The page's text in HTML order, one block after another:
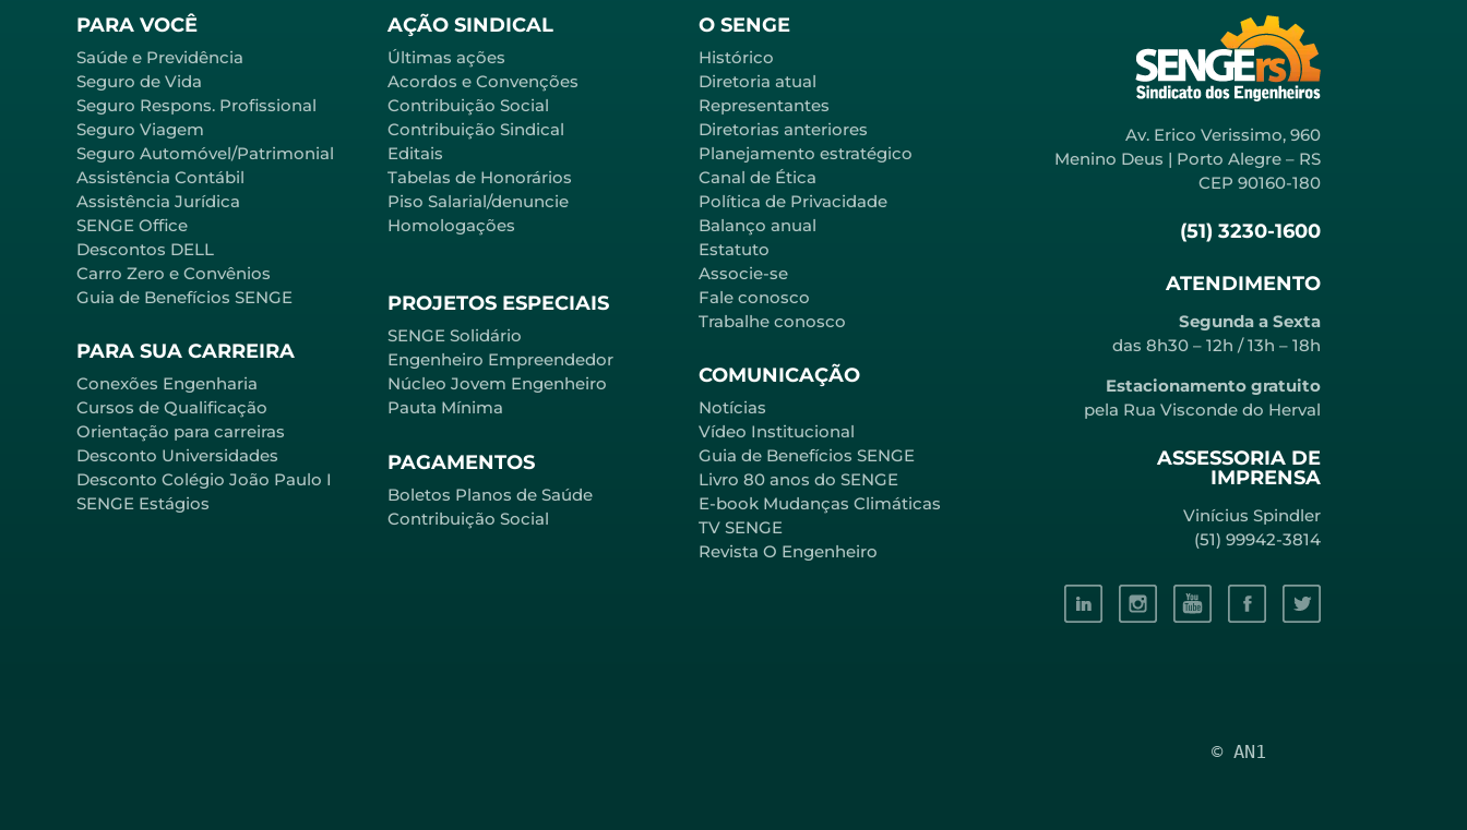
PARA VOCÊ
Saúde e Previdência
Seguro de Vida
Seguro Respons. Profissional
Seguro Viagem
Seguro Automóvel/Patrimonial
Assistência Contábil
Assistência Jurídica
SENGE Office
Descontos DELL
Carro Zero e Convênios
Guia de Benefícios SENGE
PARA SUA CARREIRA
Conexões Engenharia
Cursos de Qualificação
Orientação para carreiras
Desconto Universidades
Desconto Colégio João Paulo I
SENGE Estágios
AÇÃO SINDICAL
Últimas ações
Acordos e Convenções
Contribuição Social
Contribuição Sindical
Editais
Tabelas de Honorários
Piso Salarial/denuncie
Homologações
PROJETOS ESPECIAIS
SENGE Solidário
Engenheiro Empreendedor
Núcleo Jovem Engenheiro
Pauta Mínima
PAGAMENTOS
Boletos Planos de Saúde
Contribuição Social
O SENGE
Histórico
Diretoria atual
Representantes
Diretorias anteriores
Planejamento estratégico
Canal de Ética
Política de Privacidade
Balanço anual
Estatuto
Associe-se
Fale conosco
Trabalhe conosco
COMUNICAÇÃO
Notícias
Vídeo Institucional
Guia de Benefícios SENGE
Livro 80 anos do SENGE
E-book Mudanças Climáticas
TV SENGE
Revista O Engenheiro
Av. Erico Verissimo, 960
Menino Deus | Porto Alegre – RS
CEP 90160-180
(51) 3230-1600
ATENDIMENTO
Segunda a Sexta
das 8h30 – 12h / 13h – 18h
Estacionamento gratuito
pela Rua Visconde do Herval
ASSESSORIA DE
IMPRENSA
Vinícius Spindler
(51) 99942-3814
© AN1